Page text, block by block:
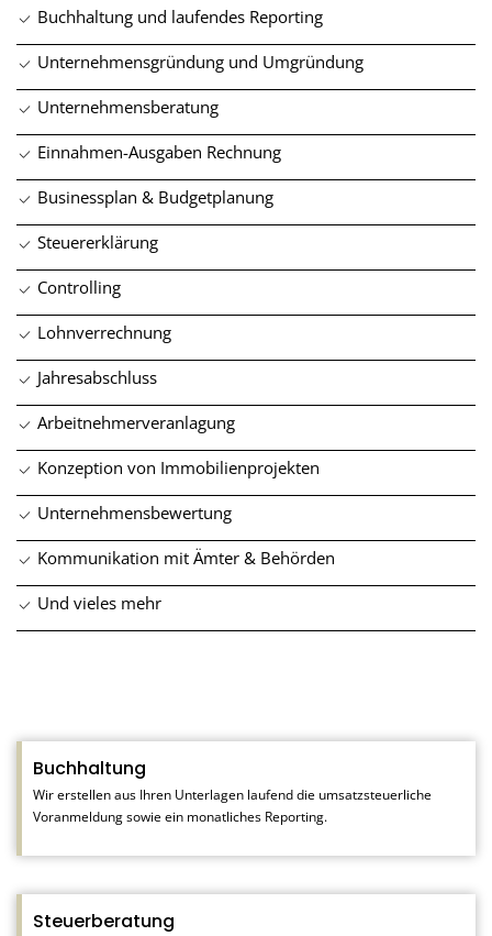
Buch­haltung und laufendes Reporting
Unternehmens­gründung und Umgründung
Unternehmens­beratung
Einnahmen-Ausgaben Rechnung
Businessplan & Budgetplanung
Steuererklärung
Controlling
Lohnverrechnung
Jahresabschluss
Arbeitnehmerveranlagung
Konzeption von Immobilien­projekten
Unternehmens­bewertung
Kommunikation mit Ämter & Behörden
Und vieles mehr
Buchhaltung
Wir erstellen aus Ihren Unterlagen laufend die umsatzsteuerliche
Voranmeldung sowie ein monatliches Reporting.
Steuerberatung